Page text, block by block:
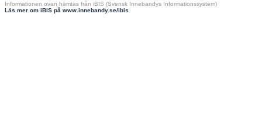
Informationen ovan hämtas från iBIS (Svensk Innebandys Informationssystem)
Läs mer om iBIS på www.innebandy.se/ibis